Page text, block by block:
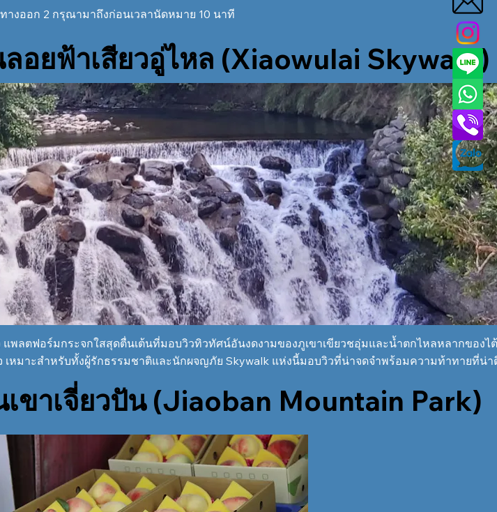
งออก 2 กรุณามาถึงก่อนเวลานัดหมาย 10 นาที
ลอยฟ้าเสียวอู่ไหล (Xiaowulai Skywalk)
แพลตฟอร์มกระจกใสสุดตื่นเต้นที่มอบวิวทิวทัศน์อันงดงามของภูเขาเขียวชอุ่มและน้ำตกไหลหลากของ
หมาะสำหรับทั้งผู้รักธรรมชาติและนักผจญภัย Skywalk แห่งนี้มอบวิวที่น่าจดจำพร้อมความท้าทายที่น่า
ขาเจี่ยวปัน (Jiaoban Mountain Park)